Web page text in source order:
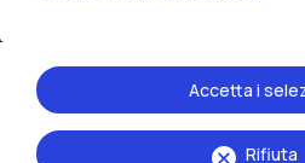
Rifiuta
Accetta i